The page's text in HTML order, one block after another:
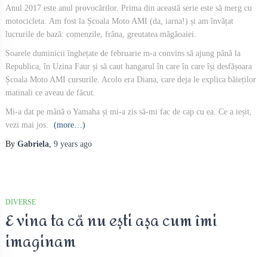
Anul 2017 este anul provocărilor. Prima din această serie este să merg cu
motocicleta. Am fost la Școala Moto AMI (da, iarna!) și am învățat
lucrurile de bază: comenzile, frâna, greutatea măgăoaiei.
Soarele duminicii înghețate de februarie m-a convins să ajung până la
Republica, în Uzina Faur și să caut hangarul în care în care își desfășoara
Școala Moto AMI cursurile. Acolo era Diana, care deja le explica băieților
matinali ce aveau de făcut.
Mi-a dat pe mână o Yamaha și mi-a zis să-mi fac de cap cu ea. Ce a ieșit,
vezi mai jos.
(more…)
By Gabriela, 9 years ago
DIVERSE
E vina ta că nu ești așa cum îmi
imaginam